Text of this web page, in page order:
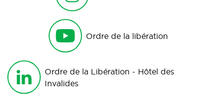
Ordre de la libération
Ordre de la Libération - Hôtel des
Invalides